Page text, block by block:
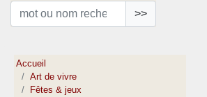
>>
Accueil
Art de vivre
Fêtes & jeux